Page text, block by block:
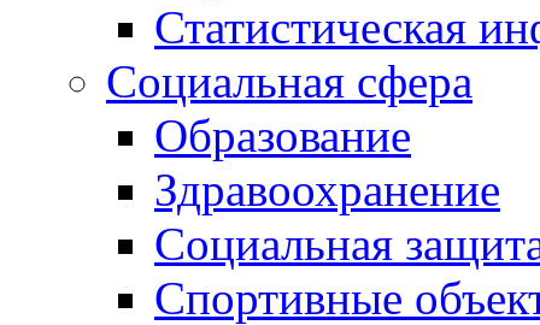
Статистическая
Социальная сфера
Образование
Здравоохранение
Социальная
Спортивные